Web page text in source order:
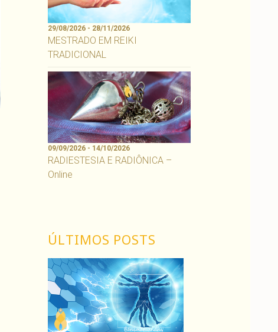
29/08/2026 - 28/11/2026
MESTRADO EM REIKI
TRADICIONAL
09/09/2026 - 14/10/2026
RADIESTESIA E RADIÔNICA –
Online
ÚLTIMOS POSTS